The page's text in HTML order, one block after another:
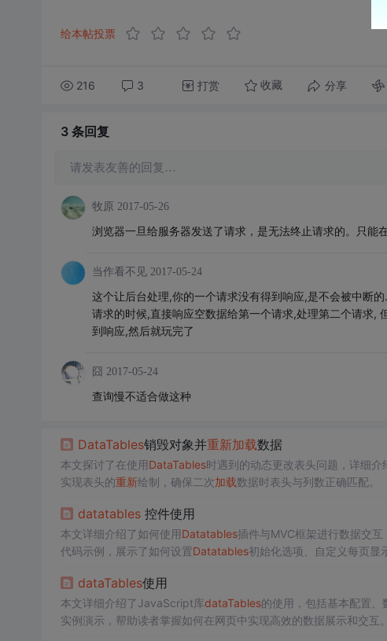
给本帖投票
216 3 打赏 收藏 分享
3 条回复
请发表友善的回复…
牧原 2017-05-26
浏览器一旦给服务器发送了请求，是无法终止请求的。只能
当作看不见 2017-05-24
这个让后台处理,你的一个请求没有得到响应,是不会被中断
请求的时候,直接响应空数据给第一个请求,处理第二个请求,
到响应,然后就玩完了
囧 2017-05-24
查询慢不适合做这种
DataTables销毁对象并重新加载数据
本文探讨了在使用DataTables时遇到的动态更改表头问题，详细
实现表头的重新绘制，确保二次加载数据时表头与列数正确匹配。
datatables控件使用
本文详细介绍了如何使用Datatables插件与MVC框架进行数据交
代码示例，展示了如何设置Datatables初始化选项、自定义每页显
dataTables使用
本文详细介绍了JavaScript库dataTables的使用，包括基本配置、
实例演示，帮助读者掌握如何在网页中实现高效的数据展示和交互。